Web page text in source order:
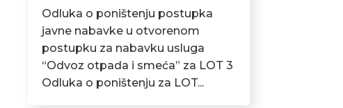
Odluka o poništenju postupka
javne nabavke u otvorenom
postupku za nabavku usluga
“Odvoz otpada i smeća” za LOT 3
Odluka o poništenju za LOT...